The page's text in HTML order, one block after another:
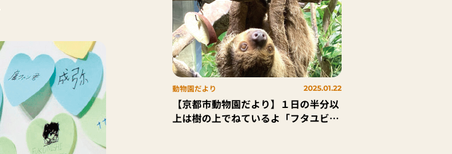
動物園だより 2025.01.22
【京都市動物園だより】１日の半分以
上は樹の上でねているよ「フタユビナ